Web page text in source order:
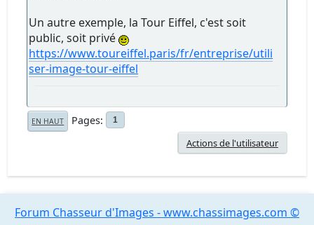
Un autre exemple, la Tour Eiffel, c'est soit
public, soit privé
https://www.toureiffel.paris/fr/entreprise/utili
ser-image-tour-eiffel
EN HAUT Pages 1
Actions de l'utilisateur
Forum Chasseur d'Images - www.chassimages.com ©